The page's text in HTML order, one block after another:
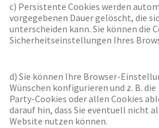
c) Persistente Cookies werden
vorgegebenen Dauer gelöscht, die
unterscheiden kann. Sie können die
Sicherheitseinstellungen Ihres
d) Sie können Ihre Browser-
Wünschen konfigurieren und z. B.
Party-Cookies oder allen Cookies
darauf hin, dass Sie eventuell nicht
Website nutzen können.